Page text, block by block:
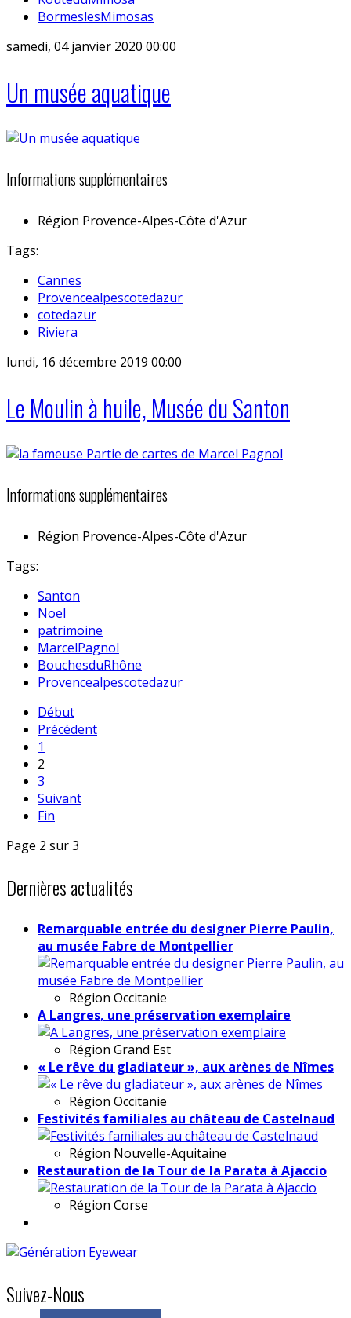
BormeslesMimosas
samedi, 04 janvier 2020 00:00
Un musée aquatique
Informations supplémentaires
Région Provence-Alpes-Côte d'Azur
Tags:
Cannes
Provencealpescotedazur
cotedazur
Riviera
lundi, 16 décembre 2019 00:00
Le Moulin à huile, Musée du Santon
Informations supplémentaires
Région Provence-Alpes-Côte d'Azur
Tags:
Santon
Noel
patrimoine
MarcelPagnol
BouchesduRhône
Provencealpescotedazur
Début
Précédent
1
2
3
Suivant
Fin
Page 2 sur 3
Dernières actualités
Remarquable entrée du designer Pierre Paulin,
au musée Fabre de Montpellier
Région Occitanie
A Langres, une préservation exemplaire
Région Grand Est
« Le rêve du gladiateur », aux arènes de Nîmes
Région Occitanie
Festivités familiales au château de Castelnaud
Région Nouvelle-Aquitaine
Restauration de la Tour de la Parata à Ajaccio
Région Corse
Suivez-Nous